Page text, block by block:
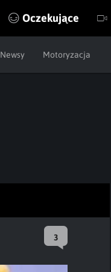
Oczekujące
Newsy Motoryzacja
3